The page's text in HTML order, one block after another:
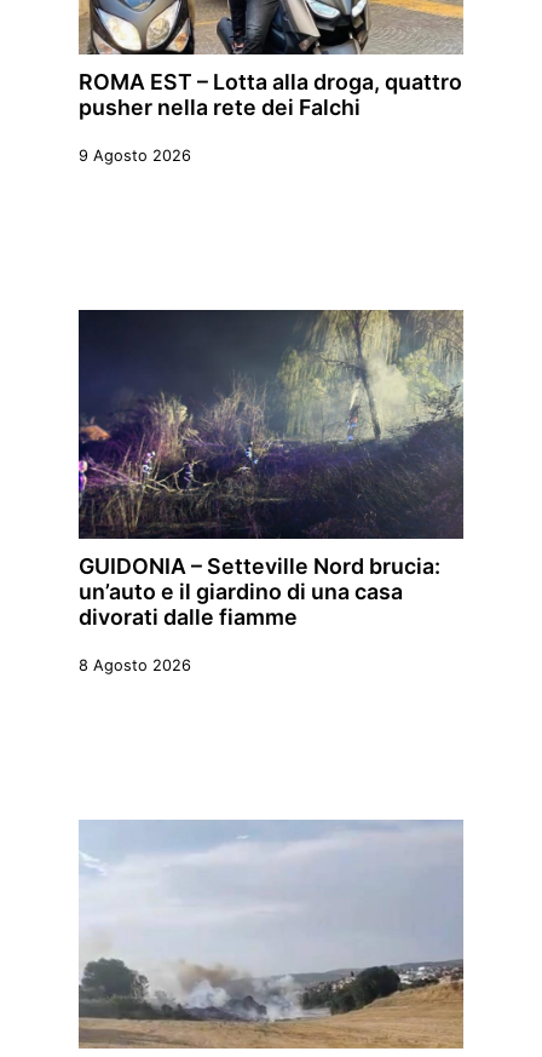
ROMA EST – Lotta alla droga, quattro
pusher nella rete dei Falchi
9 Agosto 2026
GUIDONIA – Setteville Nord brucia:
un’auto e il giardino di una casa
divorati dalle fiamme
8 Agosto 2026